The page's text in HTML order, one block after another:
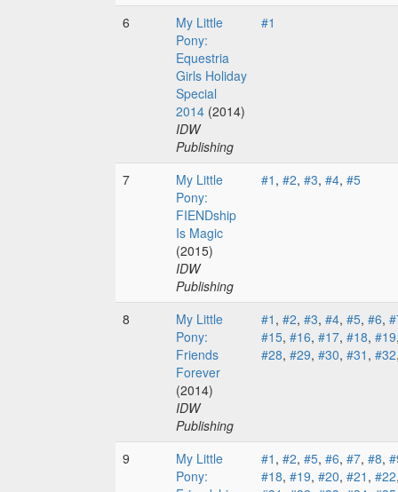
6
My Little
Pony:
Equestria
Girls Holiday
Special
2014 (2014)
IDW
Publishing
#1
7
My Little
Pony:
FIENDship
Is Magic
(2015)
IDW
Publishing
#1 , #2, #3, #4, #5
8
My Little
Pony:
Friends
Forever
(2014)
IDW
Publishing
#1 , #2, #3, #4, #5, #6,
#15, #16, #17, #18, #19
#28, #29, #30, #31 , #32
9
My Little
Pony:
#1 , #2, #5, #6, #7, #8,
#18, #19, #20, #21 , #22